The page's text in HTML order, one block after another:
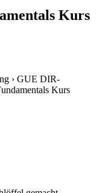
Kurs
› GUE DIR-
Kurs